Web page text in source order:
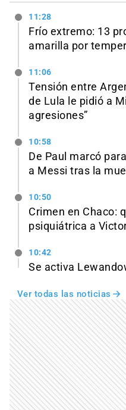
11:28
Frío extremo: 13
amarilla por
11:06
Tensión entre
de Lula le pidió a
agresiones”
10:58
De Paul marcó
a Messi tras la
10:50
Crimen en Chaco:
psiquiátrica a
10:42
Se activa
Ver todas las noticias